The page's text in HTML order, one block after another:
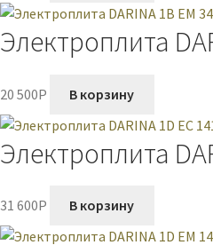
Электроплита
20 500P В корзину
Электроплита
31 600P В корзину